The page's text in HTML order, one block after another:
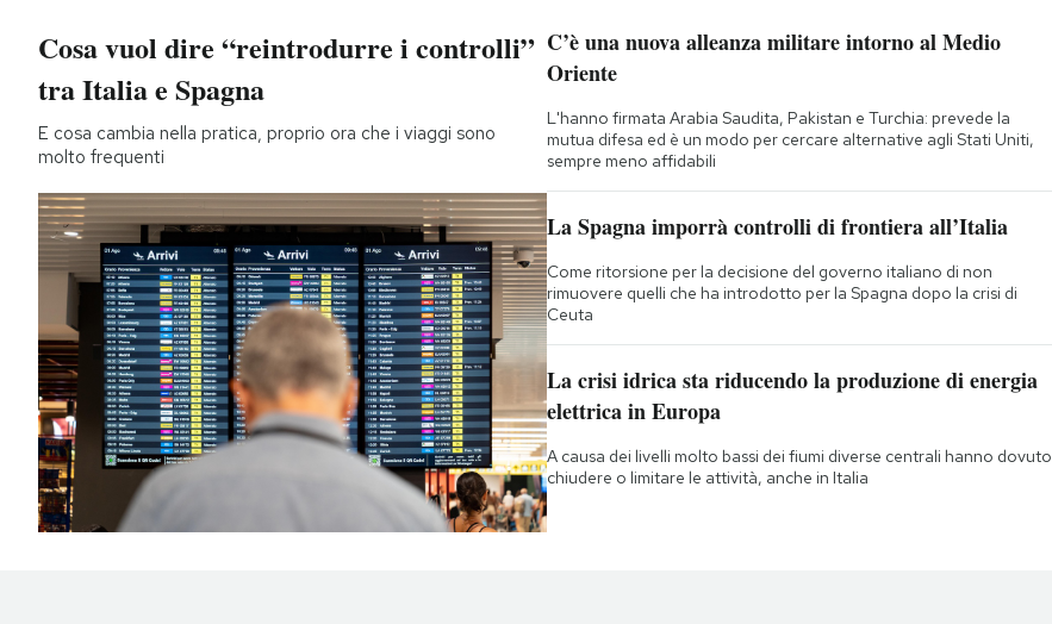
Cosa vuol dire “reintrodurre i controlli”
tra Italia e Spagna
E cosa cambia nella pratica, proprio ora che i viaggi sono
molto frequenti
C’è una nuova alleanza militare intorno al Medio
Oriente
L'hanno firmata Arabia Saudita, Pakistan e Turchia: prevede la
mutua difesa ed è un modo per cercare alternative agli Stati Uniti,
sempre meno affidabili
La Spagna imporrà controlli di frontiera all’Italia
Come ritorsione per la decisione del governo italiano di non
rimuovere quelli che ha introdotto per la Spagna dopo la crisi di
Ceuta
La crisi idrica sta riducendo la produzione di energia
elettrica in Europa
A causa dei livelli molto bassi dei fiumi diverse centrali hanno dovuto
chiudere o limitare le attività, anche in Italia